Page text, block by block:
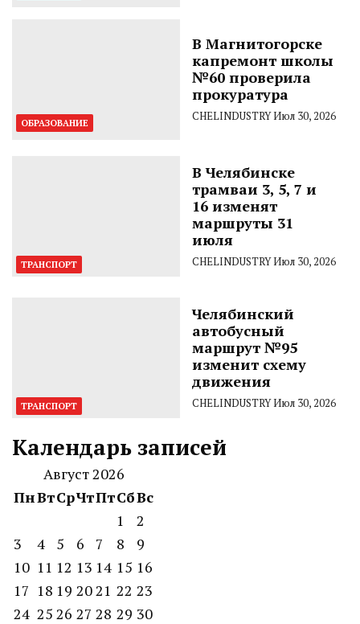
ОБРАЗОВАНИЕ
В Магнитогорске
капремонт школы
№60 проверила
прокуратура
CHELINDUSTRYИюл 30, 2026
ТРАНСПОРТ
В Челябинске
трамваи 3, 5, 7 и
16 изменят
маршруты 31
июля
CHELINDUSTRYИюл 30, 2026
ТРАНСПОРТ
Челябинский
автобусный
маршрут №95
изменит схему
движения
CHELINDUSTRYИюл 30, 2026
Календарь записей
Август 2026
ПнВтСрЧтПтСбВс
1
2
3
4 5 6 7 8
9
10 11 12 13 14 15 16
17 18 19 2021 22 23
24 25 26 27 28 29 30